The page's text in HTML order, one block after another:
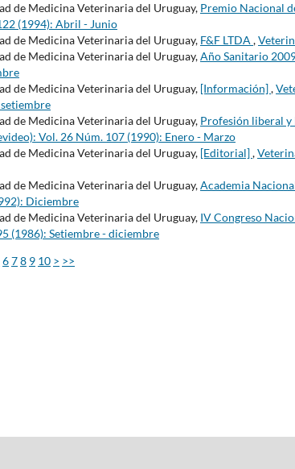
de Medicina Veterinaria del Uruguay, Premio Nacional
(1994): Abril - Junio
de Medicina Veterinaria del Uruguay, F&F LTDA ,
de Medicina Veterinaria del Uruguay,Año Sanitario
de Medicina Veterinaria del Uruguay, [Información],
de Medicina Veterinaria del Uruguay, Profesión liberal y
Vol. 26 Núm. 107 (1990): Enero - Marzo
de Medicina Veterinaria del Uruguay, [Editorial],
de Medicina Veterinaria del Uruguay,Academia
Diciembre
de Medicina Veterinaria del Uruguay, IV Congreso
(1986): Setiembre - diciembre
678 9 10 > >>